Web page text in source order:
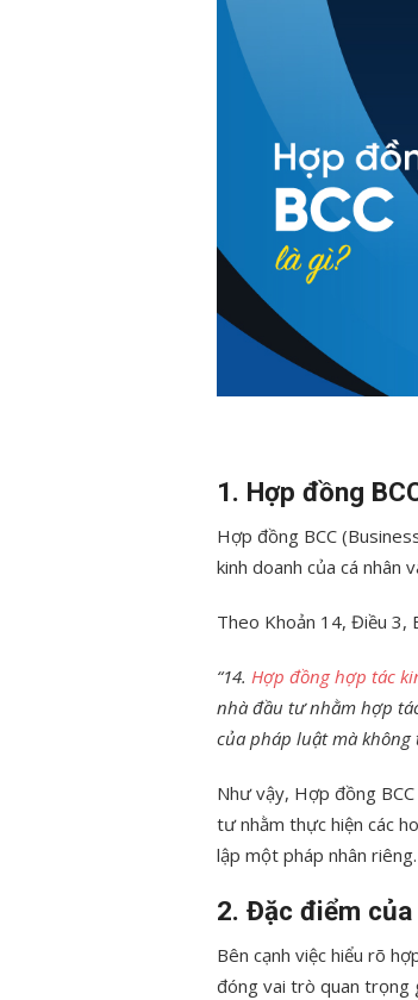
1. Hợp đồng
Hợp đồng BCC
kinh doanh của cá nhân
Theo Khoản 14, Điều 3,
“14. Hợp đồng hợp tác
nhà đầu tư nhằm hợp
của pháp luật mà không
Như vậy, Hợp đồng
tư nhằm thực hiện các
lập một pháp nhân riêng.
2. Đặc điểm của
Bên cạnh việc hiểu rõ
đóng vai trò quan trọng